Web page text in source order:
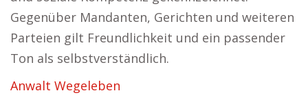
Gegenüber Mandanten, Gerichten und weiteren
Parteien gilt Freundlichkeit und ein passender
Ton als selbstverständlich.
Anwalt Wegeleben